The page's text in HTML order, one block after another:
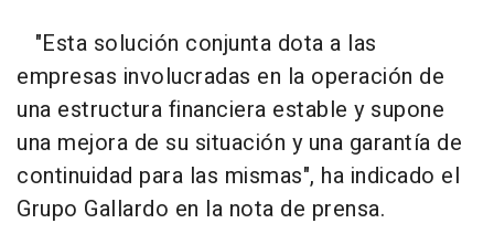
"Esta solución conjunta dota a las
empresas involucradas en la operación de
una estructura financiera estable y supone
una mejora de su situación y una garantía de
continuidad para las mismas", ha indicado el
Grupo Gallardo en la nota de prensa.